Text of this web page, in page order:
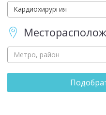
Кардиохирургия
Метро, район